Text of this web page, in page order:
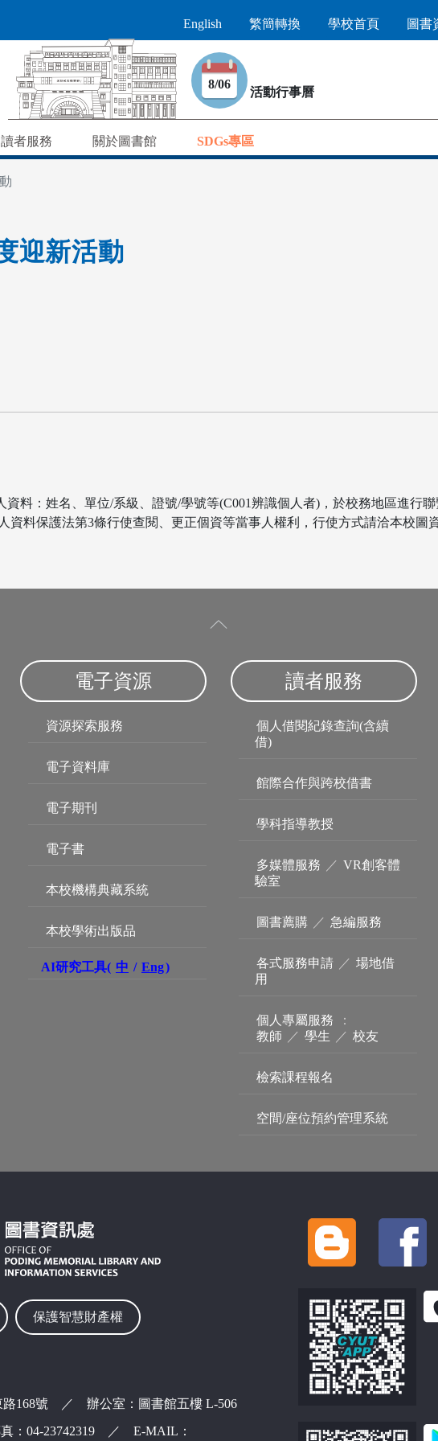
8/06
活動行事曆
English 繁簡轉換 學校首頁 圖書
讀者服務 關於圖書館 SDGs專區
迎新活動
料：姓名、單位/系級、證號/學號等(C001辨識個人者)，於校務地區進行
料保護法第3條行使查閱、更正個資等當事人權利，行使方式請洽本校圖
電子資源
資源探索服務
電子資料庫
電子期刊
電子書
本校機構典藏系統
本校學術出版品
AI研究工具( 中 / Eng)
讀者服務
個人借閱紀錄查詢(含續
借)
館際合作與跨校借書
學科指導教授
多媒體服務 ／ VR創客體
驗室
圖書薦購 ／ 急編服務
各式服務申請 ／ 場地借
用
個人專屬服務
：
教師
／ 學生 ／ 校友
檢索課程報名
空間/座位預約管理系統
保護智慧財產權
路168號 ／ 辦公室：圖書館五樓 L-506
：04-23742319 ／ E-MAIL：